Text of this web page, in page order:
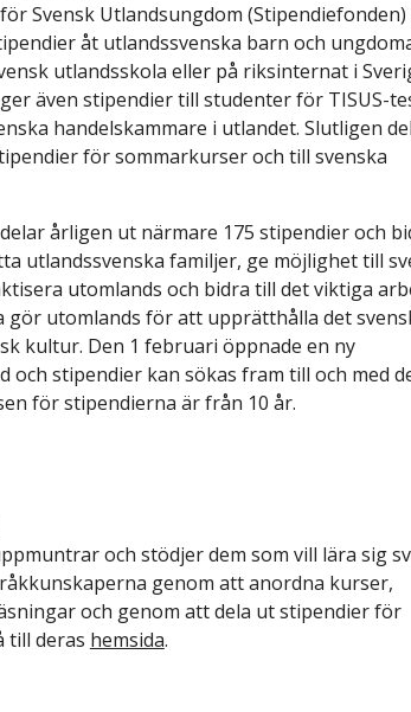
Svensk Utlandsungdom
åt utlandssvenska barn och
utlandsskola eller på riksinternat i
även stipendier till studenter för TISUS-
handelskammare i utlandet. Slutligen
för sommarkurser och till svenska
årligen ut närmare 175 stipendier och
utlandssvenska familjer, ge möjlighet till
utomlands och bidra till det viktiga
utomlands för att upprätthålla det
kultur. Den 1 februari öppnade en ny
och stipendier kan sökas fram till och med
för stipendierna är från 10 år.
och stödjer dem som vill lära sig
genom att anordna kurser,
och genom att dela ut stipendier för
till deras hemsida.